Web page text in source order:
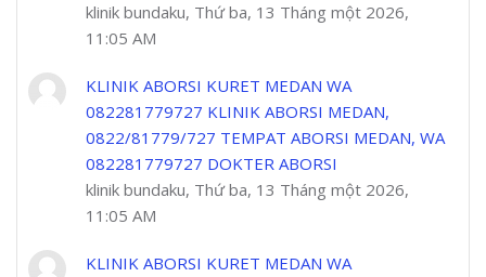
klinik bundaku, Thứ ba, 13 Tháng một 2026,
11:05 AM
KLINIK ABORSI KURET MEDAN WA
082281779727 KLINIK ABORSI MEDAN,
0822/81779/727 TEMPAT ABORSI MEDAN, WA
082281779727 DOKTER ABORSI
klinik bundaku, Thứ ba, 13 Tháng một 2026,
11:05 AM
KLINIK ABORSI KURET MEDAN WA